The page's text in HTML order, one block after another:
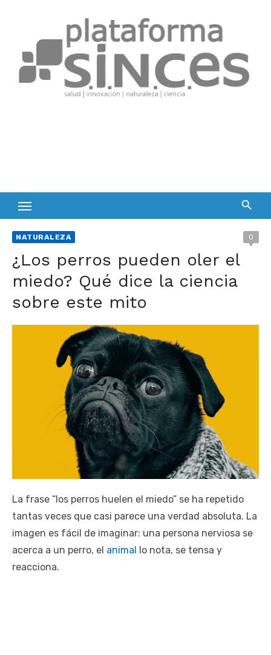
content
NATURALEZA 0
¿Los perros pueden oler el
miedo? Qué dice la ciencia
sobre este mito
La frase “los perros huelen el miedo” se ha repetido
tantas veces que casi parece una verdad absoluta. La
imagen es fácil de imaginar: una persona nerviosa se
acerca a un perro, el animal lo nota, se tensa y
reacciona.